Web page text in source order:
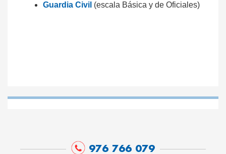
Guardia Civil (escala Básica y de Oficiales)
976 766 079